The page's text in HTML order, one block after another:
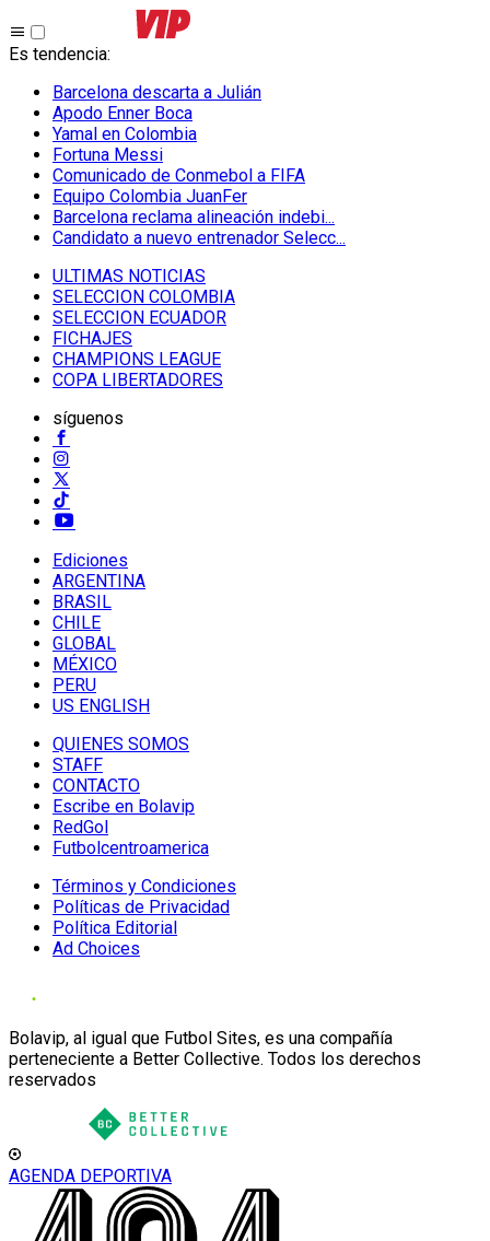
Es tendencia:
Barcelona descarta a Julián
Apodo Enner Boca
Yamal en Colombia
Fortuna Messi
Comunicado de Conmebol a FIFA
Equipo Colombia JuanFer
Barcelona reclama alineación indebi...
Candidato a nuevo entrenador Selecc...
ULTIMAS NOTICIAS
SELECCION COLOMBIA
SELECCION ECUADOR
FICHAJES
CHAMPIONS LEAGUE
COPA LIBERTADORES
síguenos
Ediciones
ARGENTINA
BRASIL
CHILE
GLOBAL
MÉXICO
PERU
US ENGLISH
QUIENES SOMOS
STAFF
CONTACTO
Escribe en Bolavip
RedGol
Futbolcentroamerica
Términos y Condiciones
Políticas de Privacidad
Política Editorial
Ad Choices
Bolavip, al igual que Futbol Sites, es una compañía
perteneciente a Better Collective. Todos los derechos
reservados
AGENDA DEPORTIVA